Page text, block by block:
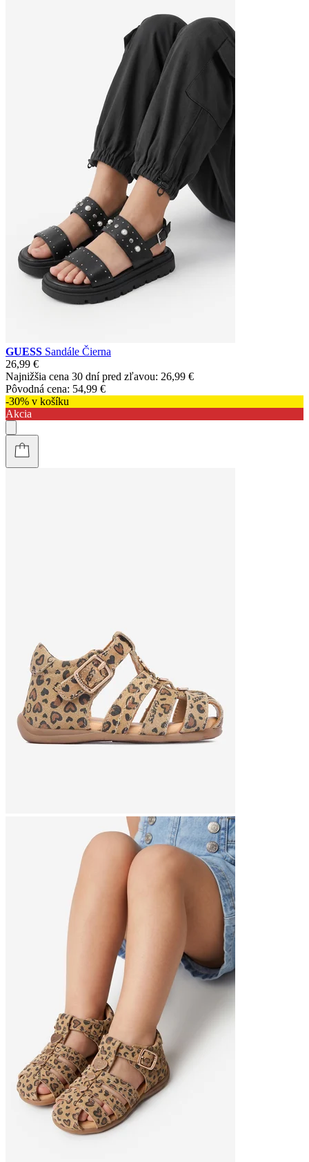
GUESS Sandále Čierna
26,99 €
Najnižšia cena 30 dní pred zľavou: 26,99 €
Pôvodná cena: 54,99 €
-30% v košíku
Akcia